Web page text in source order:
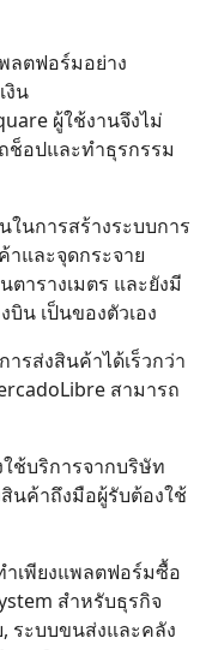
ลตฟอร์มอย่าง
งิน
ผู้ใช้งานจึงไม่
ช็อปและทำธุรกรรม
นการสร้างระบบการ
และจุดกระจาย
ารางเมตร และยังมี
น เป็นของตัวเอง
รส่งสินค้าได้เร็วกว่า
สามารถ
ช้บริการจากบริษัท
นค้าถึงมือผู้รับต้องใช้
ำเพียงแพลตฟอร์มซื้อ
สำหรับธุรกิจ
ระบบขนส่งและคลัง